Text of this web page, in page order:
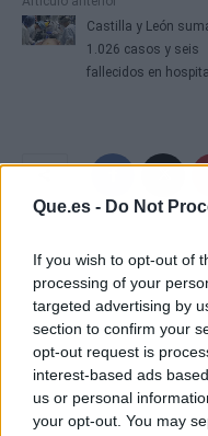
Que.es - Do Not
If you wish to opt-out of
processing of your
targeted advertising by
section to confirm your
opt-out request is
interest-based ads
us or personal
your opt-out. You may
Castilla y León
1.026 casos y seis
fallecidos en